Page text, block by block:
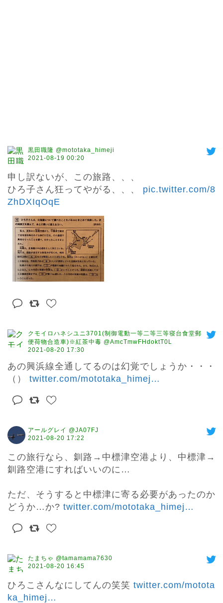
黒田職隆 @mototaka_himeji
2021-08-19 00:20
申し訳ないが、この旅路、、、
ひろ子さん狂ってやがる、、、 pic.twitter.com/8
ZhDXIqOqE
クモイロハネシユニ3701(制御電動一等二等三等寝台食堂郵
便荷物合造車)※紅茶中毒 @AmcTmwFHdoktT0L
2021-08-20 17:30
あの興浜線全通してるのは幻覚でしょうか・・・
（） twitter.com/mototaka_himej …
アールグレイ @JA07FJ
2021-08-20 17:22
この旅行なら、釧路→中標津空港より、中標津→
釧路空港にすればいいのに…
ただ、そうすると中標津に寄る必要があったのか
どうか…か? twitter.com/mototaka_himej …
たまちゃ @tamamama7630
2021-08-20 16:45
ひろこさんなにしてんの笑笑 twitter.com/motota
ka_himej …